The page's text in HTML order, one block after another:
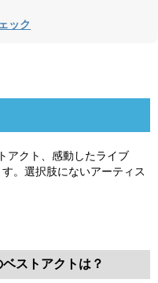
ック
アクト、感動したライブ
。選択肢にないアーティス
ストアクトは？